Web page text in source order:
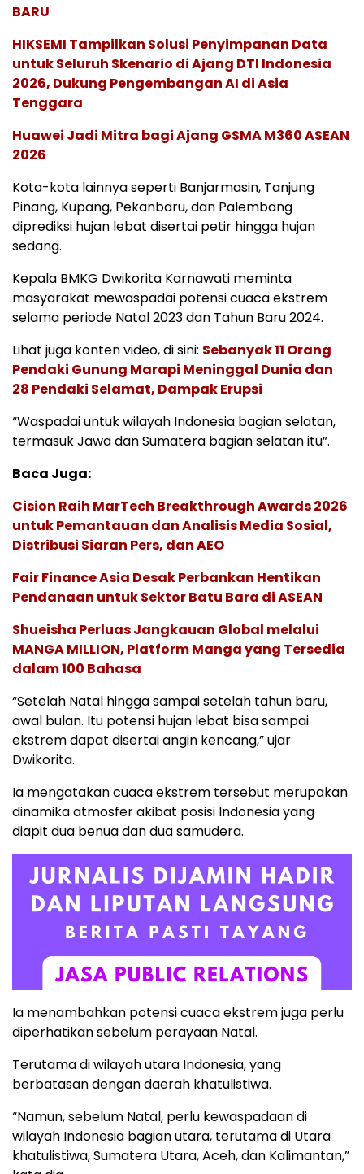
BARU
HIKSEMI Tampilkan Solusi Penyimpanan Data
untuk Seluruh Skenario di Ajang DTI Indonesia
2026, Dukung Pengembangan AI di Asia
Tenggara
Huawei Jadi Mitra bagi Ajang GSMA M360 ASEAN
2026
Kota-kota lainnya seperti Banjarmasin, Tanjung
Pinang, Kupang, Pekanbaru, dan Palembang
diprediksi hujan lebat disertai petir hingga hujan
sedang.
Kepala BMKG Dwikorita Karnawati meminta
masyarakat mewaspadai potensi cuaca ekstrem
selama periode Natal 2023 dan Tahun Baru 2024.
Lihat juga konten video, di sini: Sebanyak 11 Orang
Pendaki Gunung Marapi Meninggal Dunia dan
28 Pendaki Selamat, Dampak Erupsi
“Waspadai untuk wilayah Indonesia bagian selatan,
termasuk Jawa dan Sumatera bagian selatan itu”.
Baca Juga:
Cision Raih MarTech Breakthrough Awards 2026
untuk Pemantauan dan Analisis Media Sosial,
Distribusi Siaran Pers, dan AEO
Fair Finance Asia Desak Perbankan Hentikan
Pendanaan untuk Sektor Batu Bara di ASEAN
Shueisha Perluas Jangkauan Global melalui
MANGA MILLION, Platform Manga yang Tersedia
dalam 100 Bahasa
“Setelah Natal hingga sampai setelah tahun baru,
awal bulan. Itu potensi hujan lebat bisa sampai
ekstrem dapat disertai angin kencang,” ujar
Dwikorita.
Ia mengatakan cuaca ekstrem tersebut merupakan
dinamika atmosfer akibat posisi Indonesia yang
diapit dua benua dan dua samudera.
Ia menambahkan potensi cuaca ekstrem juga perlu
diperhatikan sebelum perayaan Natal.
Terutama di wilayah utara Indonesia, yang
berbatasan dengan daerah khatulistiwa.
“Namun, sebelum Natal, perlu kewaspadaan di
wilayah Indonesia bagian utara, terutama di Utara
khatulistiwa, Sumatera Utara, Aceh, dan Kalimantan,”